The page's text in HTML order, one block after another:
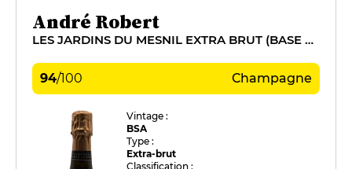
André Robert
LES JARDINS DU MESNIL EXTRA BRUT (BASE 2015)
94/100 Champagne
Vintage :
BSA
Type :
Extra-brut
Classification :